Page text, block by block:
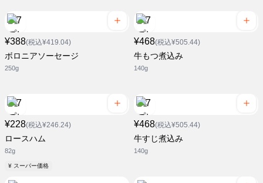
¥388(税込¥419.04)
ボロニアソーセージ
250g
¥468(税込¥505.44)
牛もつ煮込み
140g
¥228(税込¥246.24)
ロースハム
82g
¥ スーパー価格
¥468(税込¥505.44)
牛すじ煮込み
140g